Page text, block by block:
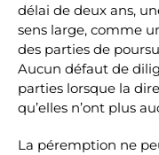
délai de deux ans,
sens large, comme
des parties de
Aucun défaut de
parties lorsque la
qu’elles n’ont plus
La péremption ne